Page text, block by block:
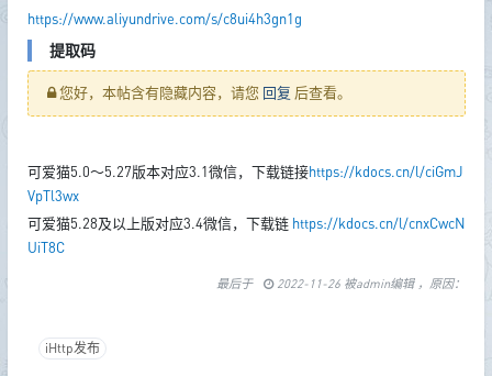
https://www.aliyundrive.com/s/c8ui4h3gn1g
提取码
您好，本帖含有隐藏内容，请您 回复 后查看。
可爱猫5.0～5.27版本对应3.1微信，下载链接https://kdocs.cn/l/ciGmJ
VpTl3wx
可爱猫5.28及以上版对应3.4微信，下载链 https://kdocs.cn/l/cnxCwcN
UiT8C
最后于 2022-11-26 被admin编辑 ，原因：
iHttp发布